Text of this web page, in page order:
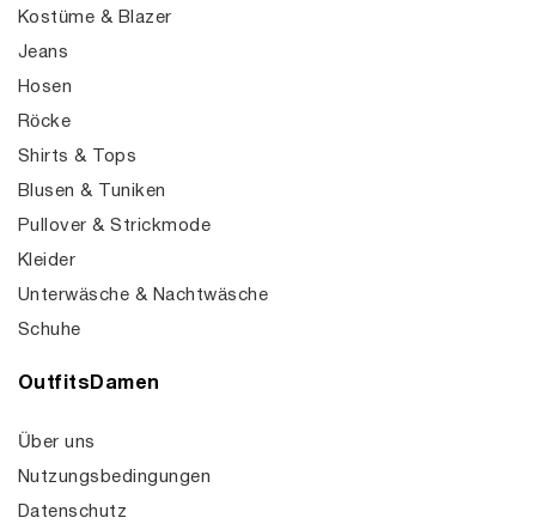
Kostüme & Blazer
Jeans
Hosen
Röcke
Shirts & Tops
Blusen & Tuniken
Pullover & Strickmode
Kleider
Unterwäsche & Nachtwäsche
Schuhe
OutfitsDamen
Über uns
Nutzungsbedingungen
Datenschutz